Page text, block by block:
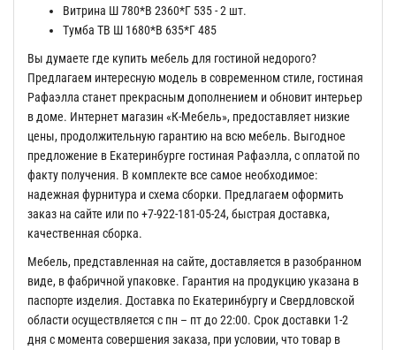
Витрина Ш 780*В 2360*Г 535 - 2 шт.
Тумба ТВ Ш 1680*В 635*Г 485
Вы думаете где купить мебель для гостиной недорого?
Предлагаем интересную модель в современном стиле, гостиная
Рафаэлла станет прекрасным дополнением и обновит интерьер
в доме. Интернет магазин «К-Мебель», предоставляет низкие
цены, продолжительную гарантию на всю мебель. Выгодное
предложение в Екатеринбурге гостиная Рафаэлла, с оплатой по
факту получения. В комплекте все самое необходимое:
надежная фурнитура и схема сборки. Предлагаем оформить
заказ на сайте или по +7-922-181-05-24, быстрая доставка,
качественная сборка.
Мебель, представленная на сайте, доставляется в разобранном
виде, в фабричной упаковке. Гарантия на продукцию указана в
паспорте изделия. Доставка по Екатеринбургу и Свердловской
области осуществляется с пн – пт до 22:00. Срок доставки 1-2
дня с момента совершения заказа, при условии, что товар в